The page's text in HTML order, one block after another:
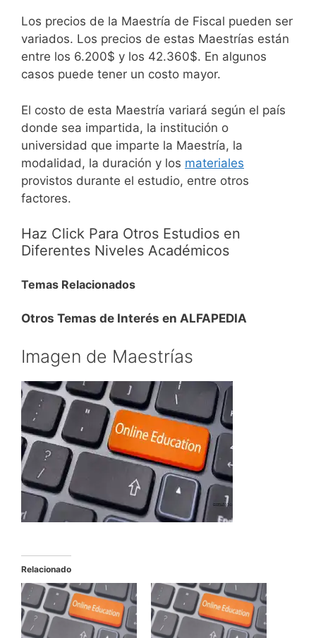
Los precios de la Maestría de Fiscal pueden ser
variados. Los precios de estas Maestrías están
entre los 6.200$ y los 42.360$. En algunos
casos puede tener un costo mayor.
El costo de esta Maestría variará según el país
donde sea impartida, la institución o
universidad que imparte la Maestría, la
modalidad, la duración y los materiales
provistos durante el estudio, entre otros
factores.
Haz Click Para Otros Estudios en
Diferentes Niveles Académicos
Temas Relacionados
Otros Temas de Interés en ALFAPEDIA
Imagen de Maestrías
Relacionado